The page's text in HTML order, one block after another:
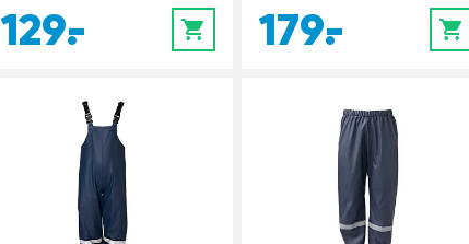
129,- 0 179,- 0